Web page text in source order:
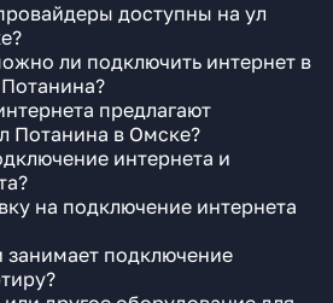
доступны на ул
ли подключить интернет в
предлагают
Потанина в Омске?
интернета и
на подключение интернета
занимает подключение